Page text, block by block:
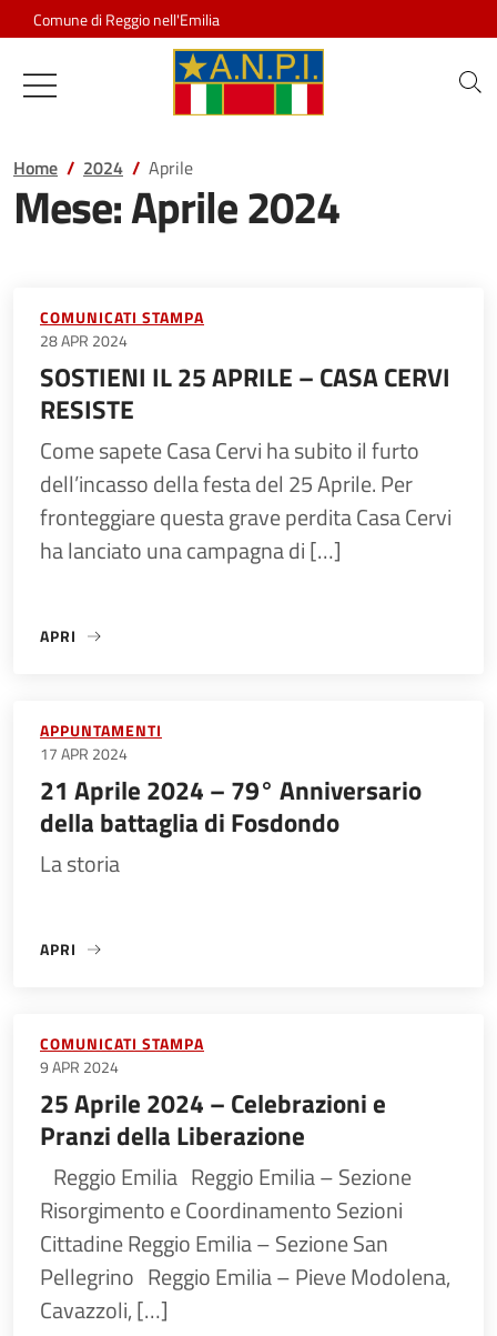
Salta al contenuto
Comune di Reggio nell'Emilia
Associazione Nazionale
Home 2024 Aprile
Mese:Aprile 2024
COMUNICATI STAMPA
28 APR 2024
SOSTIENI IL 25 APRILE – CASA CERVI
RESISTE
Come sapete Casa Cervi ha subito il furto
dell’incasso della festa del 25 Aprile. Per
fronteggiare questa grave perdita Casa Cervi
ha lanciato una campagna di […]
APRI
«SOSTIENI IL 25 APRILE – CASA CERVI RESISTE»
APPUNTAMENTI
17 APR 2024
21 Aprile 2024 – 79° Anniversario
della battaglia di Fosdondo
La storia
APRI
«21 APRILE 2024 – 79° ANNIVERSARIO DELLA BATTAGLIA
COMUNICATI STAMPA
9 APR 2024
25 Aprile 2024 – Celebrazioni e
Pranzi della Liberazione
Reggio Emilia Reggio Emilia – Sezione
Risorgimento e Coordinamento Sezioni
Cittadine Reggio Emilia – Sezione San
Pellegrino Reggio Emilia – Pieve Modolena,
Cavazzoli, […]